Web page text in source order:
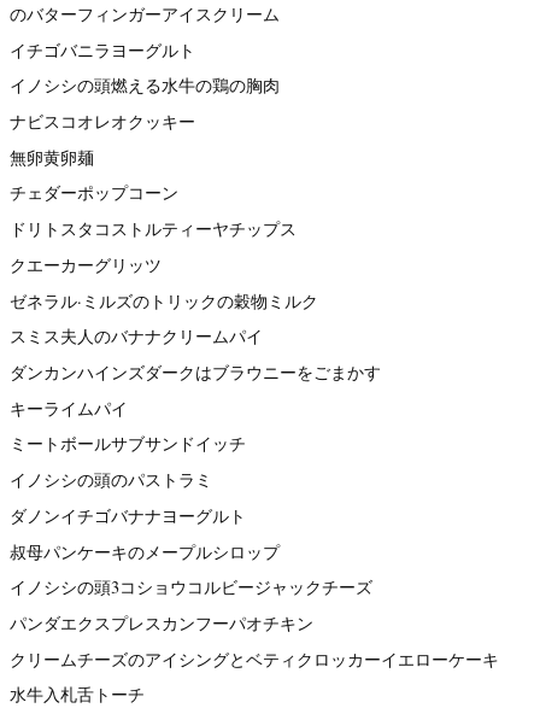
のバターフィンガーアイスクリーム
イチゴバニラヨーグルト
イノシシの頭燃える水牛の鶏の胸肉
ナビスコオレオクッキー
無卵黄卵麺
チェダーポップコーン
ドリトスタコストルティーヤチップス
クエーカーグリッツ
ゼネラル·ミルズのトリックの穀物ミルク
スミス夫人のバナナクリームパイ
ダンカンハインズダークはブラウニーをごまかす
キーライムパイ
ミートボールサブサンドイッチ
イノシシの頭のパストラミ
ダノンイチゴバナナヨーグルト
叔母パンケーキのメープルシロップ
イノシシの頭3コショウコルビージャックチーズ
パンダエクスプレスカンフーパオチキン
クリームチーズのアイシングとベティクロッカーイエローケーキ
水牛入札舌トーチ